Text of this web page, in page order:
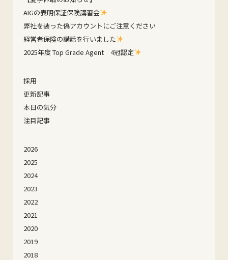
AIGの表明保証保険講習会
弊社を装った偽アカウントにご注意ください
経営者保険の講話を行いました
2025年度 Top Grade Agent 4冠認定
採用
更新記事
本日の気分
注目記事
2026
2025
2024
2023
2022
2021
2020
2019
2018